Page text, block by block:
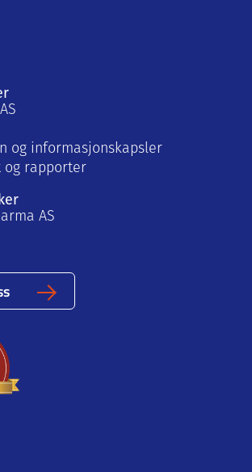
og informasjonskapsler
og rapporter
AS